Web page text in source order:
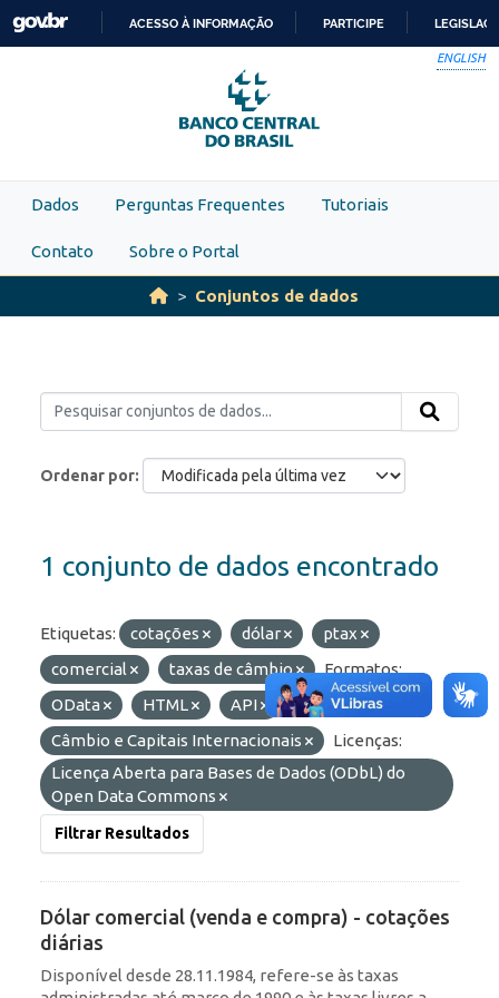
Skip to main content
PARA
O
CONTEÚDO
ACESSO À INFORMAÇÃO PARTICIPE
ENGLISH
Dados Perguntas Frequentes Tutoriais
Contato Sobre o Portal
Conjuntos de dados
Ordenar por
1 conjunto de dados encontrado
Etiquetas: cotações dólar
ptax
comercial
taxas de câmbio
Formatos:
OData
HTML API
Grupos:
Câmbio e Capitais Internacionais
Licenças:
Licença Aberta para Bases de Dados (ODbL) do
Open Data Commons
Filtrar Resultados
Dólar comercial (venda e compra) - cotações
diárias
Disponível desde 28.11.1984, refere-se às taxas